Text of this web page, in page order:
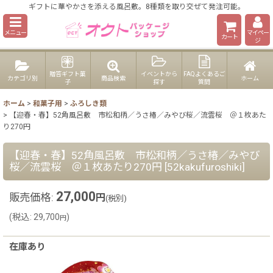
ギフトに華やかさを添える風呂敷。8種類を取り交ぜて発注可能。
メニュー
カート
マイペー
ジ
カテゴリ別
贈答ギフト菓
子
商品検索
イベントから
探す
FAQよくあるご
質問
ホーム
ホーム > 和菓子用 > ふろしき類
>
【迎春・春】52角風呂敷 市松和柄／うさ椿／みやび桜／流雲桜 ＠１枚あた
り270円
【迎春・春】52角風呂敷 市松和柄／うさ椿／みやび
桜／流雲桜 ＠１枚あたり270円 [52kakufuroshiki]
販売価格: 27,000 円 (税別)
(税込: 29,700円)
在庫あり